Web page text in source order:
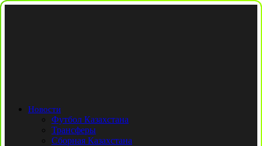
Новости
Футбол Казахстана
Трансферы
Сборная Казахстана